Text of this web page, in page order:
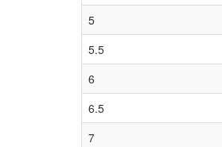
5
5.5
6
6.5
7